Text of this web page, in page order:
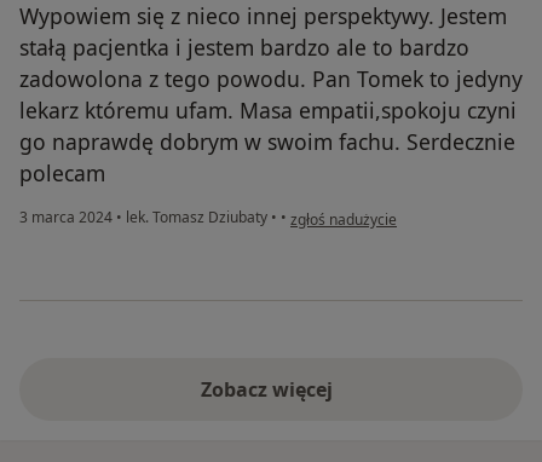
Wypowiem się z nieco innej perspektywy. Jestem
stałą pacjentka i jestem bardzo ale to bardzo
zadowolona z tego powodu. Pan Tomek to jedyny
lekarz któremu ufam. Masa empatii,spokoju czyni
go naprawdę dobrym w swoim fachu. Serdecznie
polecam
3 marca 2024 • lek. Tomasz Dziubaty • • w opinii użytkownika Dzidzia
zgłoś nadużycie
Zobacz więcej